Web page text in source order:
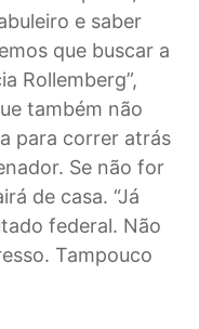
e saber
que buscar a
Rollemberg”,
também não
para correr atrás
Se não for
de casa. “Já
federal. Não
Tampouco